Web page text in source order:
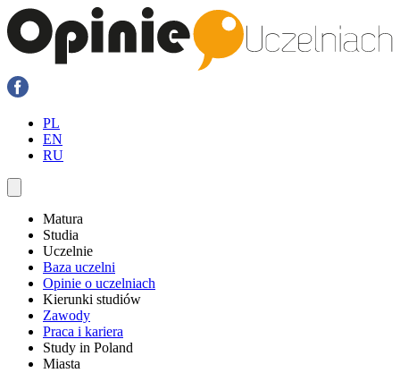
PL
EN
RU
Matura
Studia
Uczelnie
Baza uczelni
Opinie o uczelniach
Kierunki studiów
Zawody
Praca i kariera
Study in Poland
Miasta